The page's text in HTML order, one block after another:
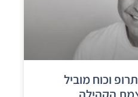
וכוח מוביל